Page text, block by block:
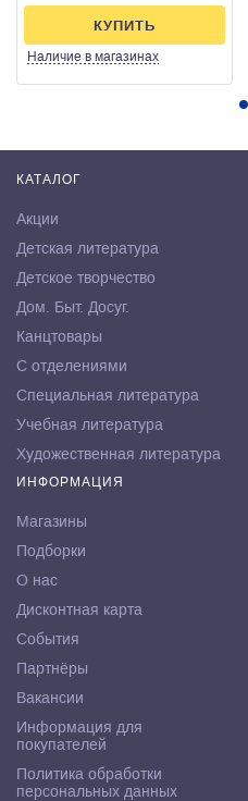
Наличие в магазинах
КУПИТЬ
КАТАЛОГ
Акции
Детская литература
Детское творчество
Дом. Быт. Досуг.
Канцтовары
С отделениями
Специальная литература
Учебная литература
Художественная литература
ИНФОРМАЦИЯ
Магазины
Подборки
О нас
Дисконтная карта
События
Партнёры
Вакансии
Информация для
покупателей
Политика обработки
персональных данных